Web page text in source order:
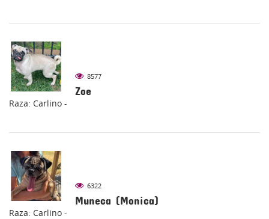
8577
Zoe
Raza: Carlino -
6322
Muneca (Monica)
Raza: Carlino -